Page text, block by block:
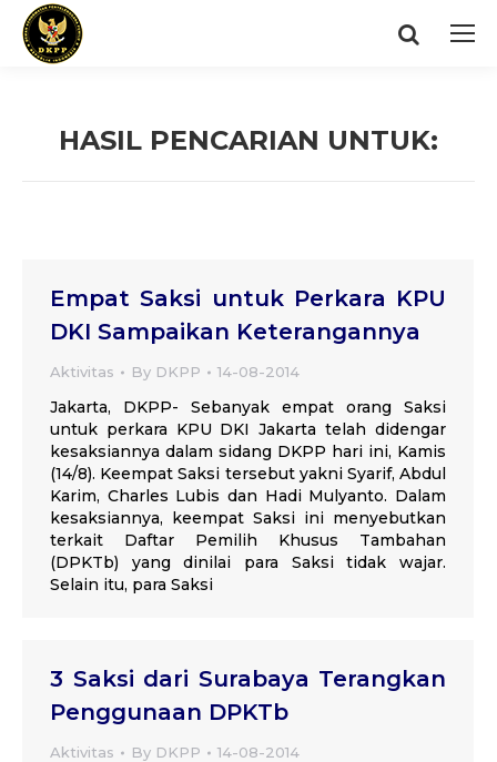
Search:
HASIL PENCARIAN UNTUK:
Empat Saksi untuk Perkara KPU
DKI Sampaikan Keterangannya
Aktivitas By DKPP 14-08-2014
Jakarta, DKPP- Sebanyak empat orang Saksi
untuk perkara KPU DKI Jakarta telah didengar
kesaksiannya dalam sidang DKPP hari ini, Kamis
(14/8). Keempat Saksi tersebut yakni Syarif, Abdul
Karim, Charles Lubis dan Hadi Mulyanto. Dalam
kesaksiannya, keempat Saksi ini menyebutkan
terkait Daftar Pemilih Khusus Tambahan
(DPKTb) yang dinilai para Saksi tidak wajar.
Selain itu, para Saksi
3 Saksi dari Surabaya Terangkan
Penggunaan DPKTb
Aktivitas By DKPP 14-08-2014